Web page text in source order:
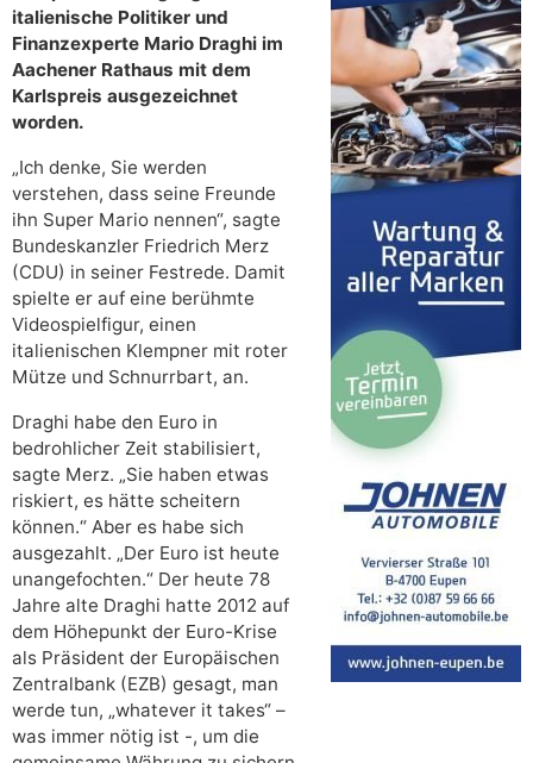
italienische Politiker und
Finanzexperte Mario Draghi im
Aachener Rathaus mit dem
Karlspreis ausgezeichnet
worden.
„Ich denke, Sie werden
verstehen, dass seine Freunde
ihn Super Mario nennen“, sagte
Bundeskanzler Friedrich Merz
(CDU) in seiner Festrede. Damit
spielte er auf eine berühmte
Videospielfigur, einen
italienischen Klempner mit roter
Mütze und Schnurrbart, an.
Draghi habe den Euro in
bedrohlicher Zeit stabilisiert,
sagte Merz. „Sie haben etwas
riskiert, es hätte scheitern
können.“ Aber es habe sich
ausgezahlt. „Der Euro ist heute
unangefochten.“ Der heute 78
Jahre alte Draghi hatte 2012 auf
dem Höhepunkt der Euro-Krise
als Präsident der Europäischen
Zentralbank (EZB) gesagt, man
werde tun, „whatever it takes“ –
was immer nötig ist -, um die